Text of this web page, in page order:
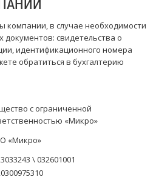
в случае необходимости
свидетельства о
идентификационного номера
обратиться в бухгалтерию
с ограниченной
«Микро»
«Микро»
\ 032601001